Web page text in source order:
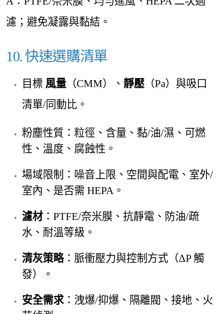
濾；避免凝露與黏結。
10. 快速選購清單
目標 風量 （CMM）、 靜壓 （Pa）與吸口
清單/同動比。
粉塵性質：粒徑、含量、黏/油/濕、可燃
性、溫度、腐蝕性。
場域限制：噪音上限、空間與配電、室外/
室內、是否需 HEPA。
濾材：PTFE/奈米膜、抗靜電、防油/疏
水、耐溫等級。
清灰策略：脈衝壓力與控制方式（ΔP 觸
發）。
安全需求：洩爆/抑爆、隔離閥、接地、火